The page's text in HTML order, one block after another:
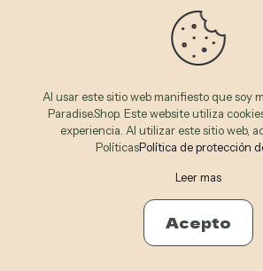
Legal &
Al usar este sitio web manifiesto que soy
Paradise.Shop. Este website utiliza
experiencia. Al utilizar este sitio web,
PolíticasPolítica de protección
Leer mas
Acepto